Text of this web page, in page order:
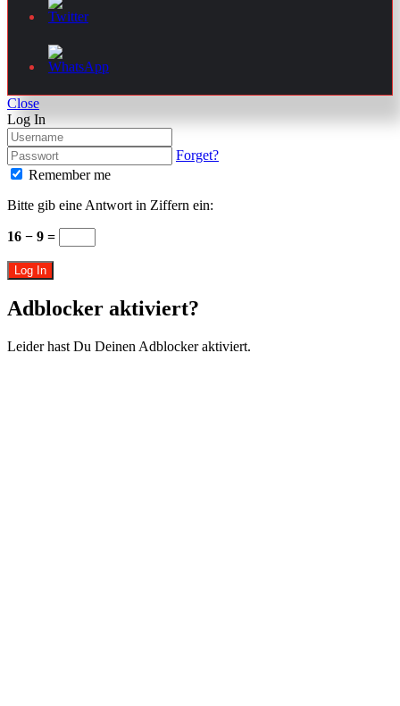
Close
Log In
Forget?
Remember me
Bitte gib eine Antwort in Ziffern ein:
16 − 9 =
Log In
Adblocker aktiviert?
Leider hast Du Deinen Adblocker aktiviert.